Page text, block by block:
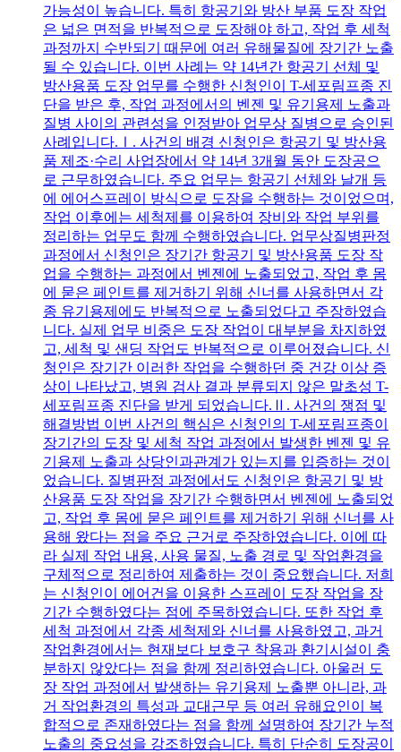
가능성이 높습니다. 특히 항공기와 방산 부품 도장 작업
은 넓은 면적을 반복적으로 도장해야 하고, 작업 후 세척
과정까지 수반되기 때문에 여러 유해물질에 장기간 노출
될 수 있습니다. 이번 사례는 약 14년간 항공기 선체 및
방산용품 도장 업무를 수행한 신청인이 T-세포림프종 진
단을 받은 후, 작업 과정에서의 벤젠 및 유기용제 노출과
질병 사이의 관련성을 인정받아 업무상 질병으로 승인된
사례입니다.Ⅰ. 사건의 배경 신청인은 항공기 및 방산용
품 제조·수리 사업장에서 약 14년 3개월 동안 도장공으
로 근무하였습니다. 주요 업무는 항공기 선체와 날개 등
에 에어스프레이 방식으로 도장을 수행하는 것이었으며,
작업 이후에는 세척제를 이용하여 장비와 작업 부위를
정리하는 업무도 함께 수행하였습니다. 업무상질병판정
과정에서 신청인은 장기간 항공기 및 방산용품 도장 작
업을 수행하는 과정에서 벤젠에 노출되었고, 작업 후 몸
에 묻은 페인트를 제거하기 위해 신너를 사용하면서 각
종 유기용제에도 반복적으로 노출되었다고 주장하였습
니다. 실제 업무 비중은 도장 작업이 대부분을 차지하였
고, 세척 및 샌딩 작업도 반복적으로 이루어졌습니다. 신
청인은 장기간 이러한 작업을 수행하던 중 건강 이상 증
상이 나타났고, 병원 검사 결과 분류되지 않은 말초성 T-
세포림프종 진단을 받게 되었습니다.Ⅱ. 사건의 쟁점 및
해결방법 이번 사건의 핵심은 신청인의 T-세포림프종이
장기간의 도장 및 세척 작업 과정에서 발생한 벤젠 및 유
기용제 노출과 상당인과관계가 있는지를 입증하는 것이
었습니다. 질병판정 과정에서도 신청인은 항공기 및 방
산용품 도장 작업을 장기간 수행하면서 벤젠에 노출되었
고, 작업 후 몸에 묻은 페인트를 제거하기 위해 신너를 사
용해 왔다는 점을 주요 근거로 주장하였습니다. 이에 따
라 실제 작업 내용, 사용 물질, 노출 경로 및 작업환경을
구체적으로 정리하여 제출하는 것이 중요했습니다. 저희
는 신청인이 에어건을 이용한 스프레이 도장 작업을 장
기간 수행하였다는 점에 주목하였습니다. 또한 작업 후
세척 과정에서 각종 세척제와 신너를 사용하였고, 과거
작업환경에서는 현재보다 보호구 착용과 환기시설이 충
분하지 않았다는 점을 함께 정리하였습니다. 아울러 도
장 작업 과정에서 발생하는 유기용제 노출뿐 아니라, 과
거 작업환경의 특성과 교대근무 등 여러 유해요인이 복
합적으로 존재하였다는 점을 함께 설명하여 장기간 누적
노출의 중요성을 강조하였습니다. 특히 단순히 도장공이